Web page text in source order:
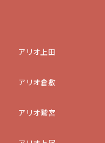
アリオ上田
アリオ倉敷
アリオ鷲宮